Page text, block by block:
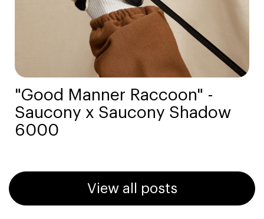
"Good Manner Raccoon" -
Saucony x Saucony Shadow
6000
View all posts